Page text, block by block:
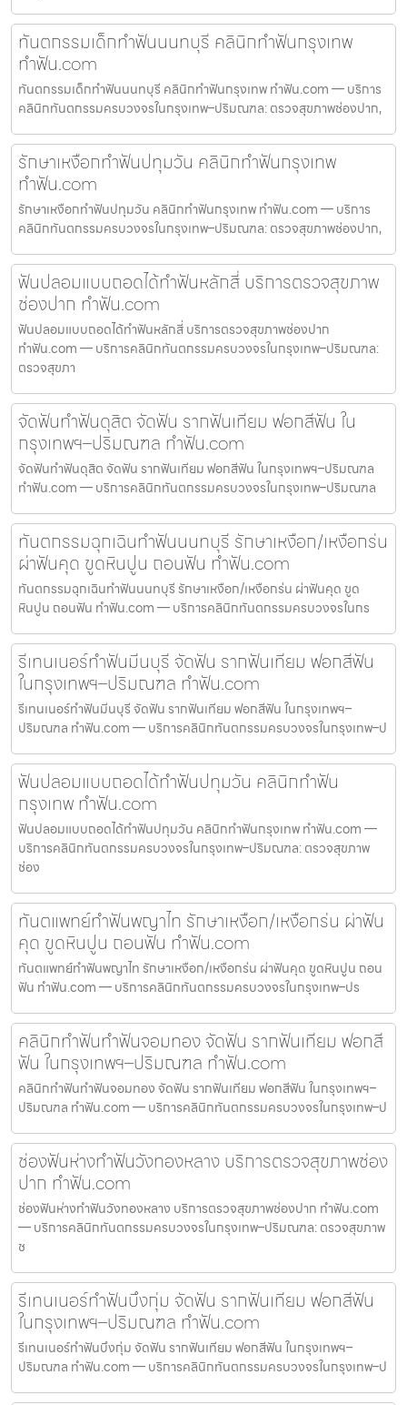
ทันตกรรมเด็กทำฟันนนทบุรี คลินิกทำฟันกรุงเทพ
ทำฟัน.com
ทันตกรรมเด็กทำฟันนนทบุรี คลินิกทำฟันกรุงเทพ ทำฟัน.com — บริการ
คลินิกทันตกรรมครบวงจรในกรุงเทพ–ปริมณฑล: ตรวจสุขภาพช่องปาก,
รักษาเหงือกทำฟันปทุมวัน คลินิกทำฟันกรุงเทพ
ทำฟัน.com
รักษาเหงือกทำฟันปทุมวัน คลินิกทำฟันกรุงเทพ ทำฟัน.com — บริการ
คลินิกทันตกรรมครบวงจรในกรุงเทพ–ปริมณฑล: ตรวจสุขภาพช่องปาก,
ฟันปลอมแบบถอดได้ทำฟันหลักสี่ บริการตรวจสุขภาพ
ช่องปาก ทำฟัน.com
ฟันปลอมแบบถอดได้ทำฟันหลักสี่ บริการตรวจสุขภาพช่องปาก
ทำฟัน.com — บริการคลินิกทันตกรรมครบวงจรในกรุงเทพ–ปริมณฑล:
ตรวจสุขภา
จัดฟันทำฟันดุสิต จัดฟัน รากฟันเทียม ฟอกสีฟัน ใน
กรุงเทพฯ–ปริมณฑล ทำฟัน.com
จัดฟันทำฟันดุสิต จัดฟัน รากฟันเทียม ฟอกสีฟัน ในกรุงเทพฯ–ปริมณฑล
ทำฟัน.com — บริการคลินิกทันตกรรมครบวงจรในกรุงเทพ–ปริมณฑล
ทันตกรรมฉุกเฉินทำฟันนนทบุรี รักษาเหงือก/เหงือกร่น
ผ่าฟันคุด ขูดหินปูน ถอนฟัน ทำฟัน.com
ทันตกรรมฉุกเฉินทำฟันนนทบุรี รักษาเหงือก/เหงือกร่น ผ่าฟันคุด ขูด
หินปูน ถอนฟัน ทำฟัน.com — บริการคลินิกทันตกรรมครบวงจรในกร
รีเทนเนอร์ทำฟันมีนบุรี จัดฟัน รากฟันเทียม ฟอกสีฟัน
ในกรุงเทพฯ–ปริมณฑล ทำฟัน.com
รีเทนเนอร์ทำฟันมีนบุรี จัดฟัน รากฟันเทียม ฟอกสีฟัน ในกรุงเทพฯ–
ปริมณฑล ทำฟัน.com — บริการคลินิกทันตกรรมครบวงจรในกรุงเทพ–ป
ฟันปลอมแบบถอดได้ทำฟันปทุมวัน คลินิกทำฟัน
กรุงเทพ ทำฟัน.com
ฟันปลอมแบบถอดได้ทำฟันปทุมวัน คลินิกทำฟันกรุงเทพ ทำฟัน.com —
บริการคลินิกทันตกรรมครบวงจรในกรุงเทพ–ปริมณฑล: ตรวจสุขภาพ
ช่อง
ทันตแพทย์ทำฟันพญาไท รักษาเหงือก/เหงือกร่น ผ่าฟัน
คุด ขูดหินปูน ถอนฟัน ทำฟัน.com
ทันตแพทย์ทำฟันพญาไท รักษาเหงือก/เหงือกร่น ผ่าฟันคุด ขูดหินปูน ถอน
ฟัน ทำฟัน.com — บริการคลินิกทันตกรรมครบวงจรในกรุงเทพ–ปร
คลินิกทำฟันทำฟันจอมทอง จัดฟัน รากฟันเทียม ฟอกสี
ฟัน ในกรุงเทพฯ–ปริมณฑล ทำฟัน.com
คลินิกทำฟันทำฟันจอมทอง จัดฟัน รากฟันเทียม ฟอกสีฟัน ในกรุงเทพฯ–
ปริมณฑล ทำฟัน.com — บริการคลินิกทันตกรรมครบวงจรในกรุงเทพ–ป
ช่องฟันห่างทำฟันวังทองหลาง บริการตรวจสุขภาพช่อง
ปาก ทำฟัน.com
ช่องฟันห่างทำฟันวังทองหลาง บริการตรวจสุขภาพช่องปาก ทำฟัน.com
— บริการคลินิกทันตกรรมครบวงจรในกรุงเทพ–ปริมณฑล: ตรวจสุขภาพ
ช
รีเทนเนอร์ทำฟันบึงกุ่ม จัดฟัน รากฟันเทียม ฟอกสีฟัน
ในกรุงเทพฯ–ปริมณฑล ทำฟัน.com
รีเทนเนอร์ทำฟันบึงกุ่ม จัดฟัน รากฟันเทียม ฟอกสีฟัน ในกรุงเทพฯ–
ปริมณฑล ทำฟัน.com — บริการคลินิกทันตกรรมครบวงจรในกรุงเทพ–ป